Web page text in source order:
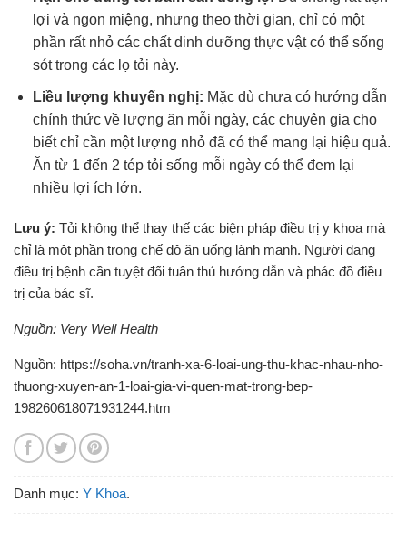
lợi và ngon miệng, nhưng theo thời gian, chỉ có một
phần rất nhỏ các chất dinh dưỡng thực vật có thể sống
sót trong các lọ tỏi này.
Liều lượng khuyến nghị: Mặc dù chưa có hướng dẫn
chính thức về lượng ăn mỗi ngày, các chuyên gia cho
biết chỉ cần một lượng nhỏ đã có thể mang lại hiệu quả.
Ăn từ 1 đến 2 tép tỏi sống mỗi ngày có thể đem lại
nhiều lợi ích lớn.
Lưu ý: Tỏi không thể thay thế các biện pháp điều trị y khoa mà
chỉ là một phần trong chế độ ăn uống lành mạnh. Người đang
điều trị bệnh cần tuyệt đối tuân thủ hướng dẫn và phác đồ điều
trị của bác sĩ.
Nguồn: Very Well Health
Nguồn: https://soha.vn/tranh-xa-6-loai-ung-thu-khac-nhau-nho-
thuong-xuyen-an-1-loai-gia-vi-quen-mat-trong-bep-
198260618071931244.htm
Danh mục: Y Khoa.